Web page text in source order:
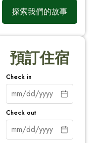
探索我們的故事
預訂住宿
Check in
Check out